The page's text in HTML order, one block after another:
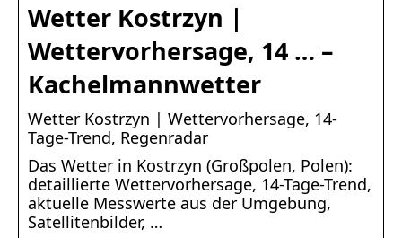
Wetter Kostrzyn |
Wettervorhersage, 14 … –
Kachelmannwetter
Wetter Kostrzyn | Wettervorhersage, 14-
Tage-Trend, Regenradar
Das Wetter in Kostrzyn (Großpolen, Polen):
detaillierte Wettervorhersage, 14-Tage-Trend,
aktuelle Messwerte aus der Umgebung,
Satellitenbilder, …